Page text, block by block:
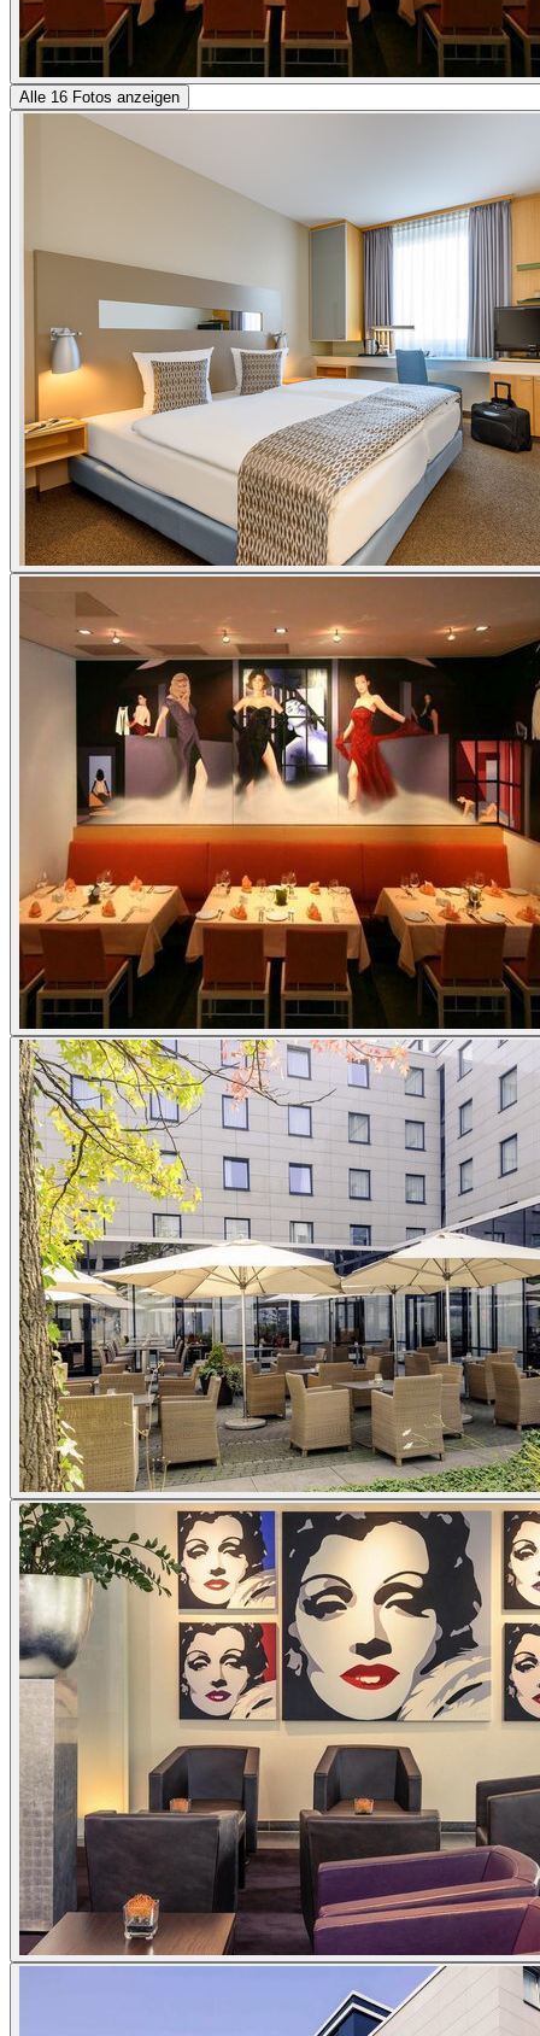
Alle 16 Fotos anzeigen